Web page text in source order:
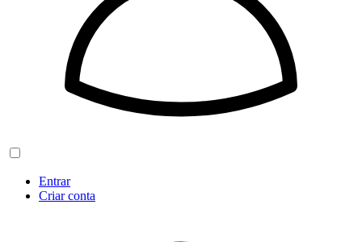
Entrar
Criar conta